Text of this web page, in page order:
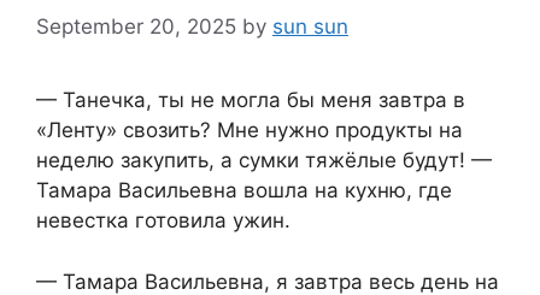
September 20, 2025 by sun sun
— Танечка, ты не могла бы меня завтра в
«Ленту» свозить? Мне нужно продукты на
неделю закупить, а сумки тяжёлые будут! —
Тамара Васильевна вошла на кухню, где
невестка готовила ужин.
— Тамара Васильевна, я завтра весь день на